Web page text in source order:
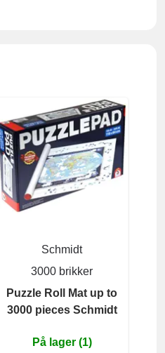
Schmidt
3000 brikker
Puzzle Roll Mat up to
3000 pieces Schmidt
På lager (1)